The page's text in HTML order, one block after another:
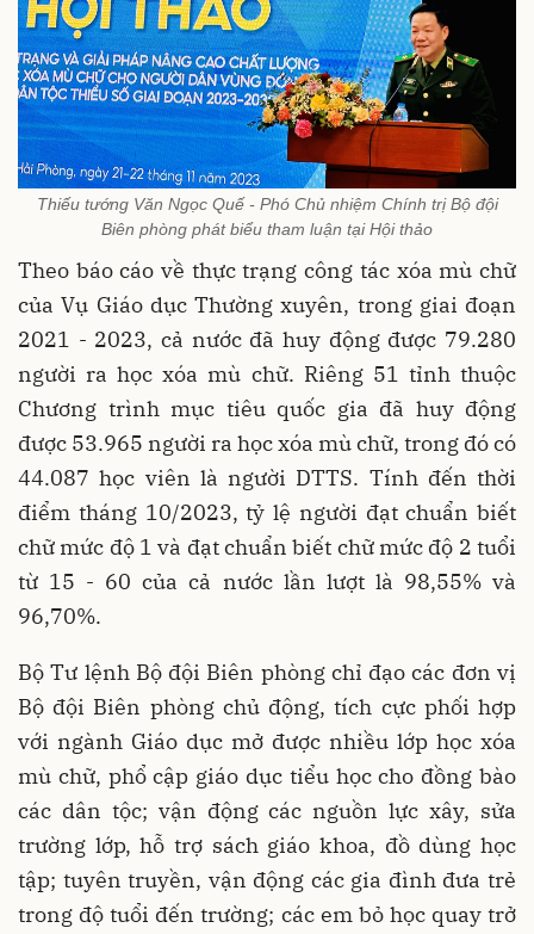
Thiếu tướng Văn Ngọc Quế - Phó Chủ nhiệm Chính trị Bộ đội
Biên phòng phát biểu tham luận tại Hội thảo
Theo báo cáo về thực trạng công tác xóa mù chữ
của Vụ Giáo dục Thường xuyên, trong giai đoạn
2021 - 2023, cả nước đã huy động được 79.280
người ra học xóa mù chữ. Riêng 51 tỉnh thuộc
Chương trình mục tiêu quốc gia đã huy động
được 53.965 người ra học xóa mù chữ, trong đó có
44.087 học viên là người DTTS. Tính đến thời
điểm tháng 10/2023, tỷ lệ người đạt chuẩn biết
chữ mức độ 1 và đạt chuẩn biết chữ mức độ 2 tuổi
từ 15 - 60 của cả nước lần lượt là 98,55% và
96,70%.
Bộ Tư lệnh Bộ đội Biên phòng chỉ đạo các đơn vị
Bộ đội Biên phòng chủ động, tích cực phối hợp
với ngành Giáo dục mở được nhiều lớp học xóa
mù chữ, phổ cập giáo dục tiểu học cho đồng bào
các dân tộc; vận động các nguồn lực xây, sửa
trường lớp, hỗ trợ sách giáo khoa, đồ dùng học
tập; tuyên truyền, vận động các gia đình đưa trẻ
trong độ tuổi đến trường; các em bỏ học quay trở